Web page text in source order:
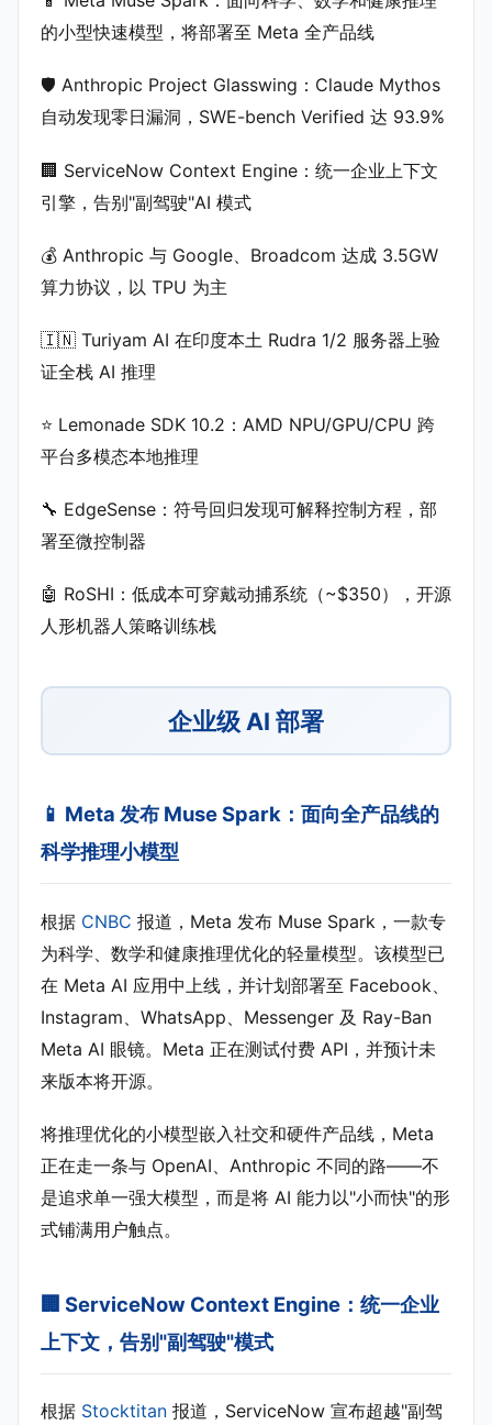
的小型快速模型，将部署至 Meta 全产品线
🛡️ Anthropic Project Glasswing：Claude Mythos
自动发现零日漏洞，SWE-bench Verified 达 93.9%
🏢 ServiceNow Context Engine：统一企业上下文
引擎，告别"副驾驶"AI 模式
💰 Anthropic 与 Google、Broadcom 达成 3.5GW
算力协议，以 TPU 为主
🇮🇳 Turiyam AI 在印度本土 Rudra 1/2 服务器上验
证全栈 AI 推理
⭐ Lemonade SDK 10.2：AMD NPU/GPU/CPU 跨
平台多模态本地推理
🔧 EdgeSense：符号回归发现可解释控制方程，部
署至微控制器
🤖 RoSHI：低成本可穿戴动捕系统（~$350），开源
人形机器人策略训练栈
企业级 AI 部署
📱 Meta 发布 Muse Spark：面向全产品线的
科学推理小模型
根据 CNBC 报道，Meta 发布 Muse Spark，一款专
为科学、数学和健康推理优化的轻量模型。该模型已
在 Meta AI 应用中上线，并计划部署至 Facebook、
Instagram、WhatsApp、Messenger 及 Ray-Ban
Meta AI 眼镜。Meta 正在测试付费 API，并预计未
来版本将开源。
将推理优化的小模型嵌入社交和硬件产品线，Meta
正在走一条与 OpenAI、Anthropic 不同的路——不
是追求单一强大模型，而是将 AI 能力以"小而快"的形
式铺满用户触点。
🏢 ServiceNow Context Engine：统一企业
上下文，告别"副驾驶"模式
根据 Stocktitan 报道，ServiceNow 宣布超越"副驾